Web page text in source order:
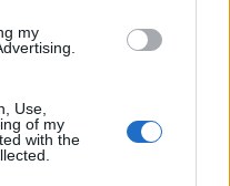
my
Use,
of my
with the
városa